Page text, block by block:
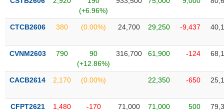
(+6.96%)
CTCB2606 380 (0.00%) 24,700 29,250 -9,437
CVNM2603 790
90
(+12.86%)
316,700 61,900 -124
CACB2614 2,170 (0.00%) 22,350 -650
CFPT2621 1,480
-170
71,000 71,000 500
TÀI